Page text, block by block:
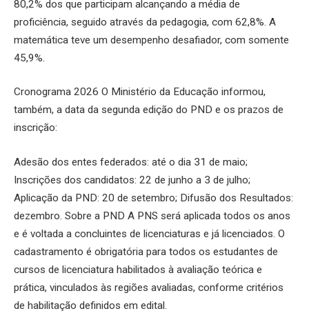
80,2% dos que participam alcançando a média de
proficiência, seguido através da pedagogia, com 62,8%. A
matemática teve um desempenho desafiador, com somente
45,9%.
Cronograma 2026 O Ministério da Educação informou,
também, a data da segunda edição do PND e os prazos de
inscrição:
Adesão dos entes federados: até o dia 31 de maio;
Inscrições dos candidatos: 22 de junho a 3 de julho;
Aplicação da PND: 20 de setembro; Difusão dos Resultados:
dezembro. Sobre a PND A PNS será aplicada todos os anos
e é voltada a concluintes de licenciaturas e já licenciados. O
cadastramento é obrigatória para todos os estudantes de
cursos de licenciatura habilitados à avaliação teórica e
prática, vinculados às regiões avaliadas, conforme critérios
de habilitação definidos em edital.